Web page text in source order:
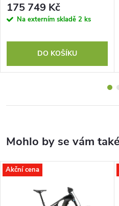
175 749 Kč
Na externím skladě 2 ks
DO KOŠÍKU
Akční cena